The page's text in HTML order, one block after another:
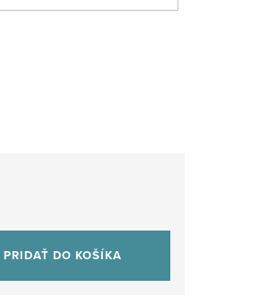
PRIDAŤ DO KOŠÍKA